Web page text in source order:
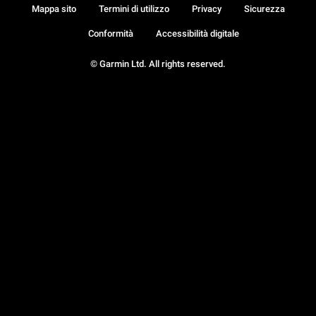
© Garmin Ltd. All rights reserved.
Mappa sito Termini di utilizzo Privacy Sicurezza
Conformità Accessibilità digitale